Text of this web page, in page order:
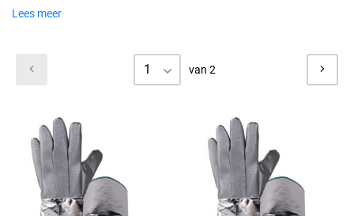
Lees meer
1 van 2